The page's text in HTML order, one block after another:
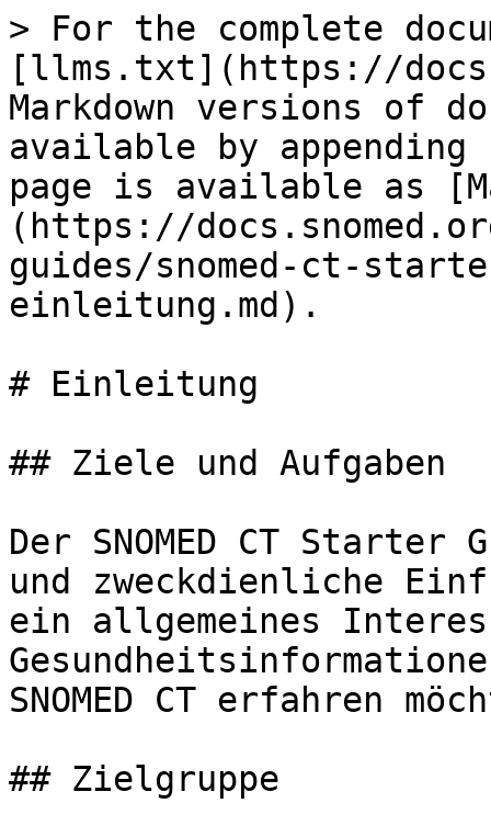
> For the complete
[llms.txt](https://
Markdown versions of
available by
page is available as
(https://
guides/snomed-ct-
einleitung.md).
# Einleitung
## Ziele und Aufgaben
Der SNOMED CT
und zweckdienliche
ein allgemeines
SNOMED CT erfahren
## Zielgruppe